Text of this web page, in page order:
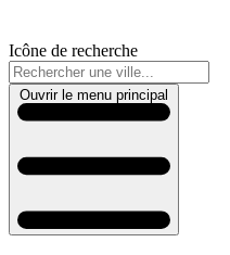
Icône de recherche
Ouvrir le menu principal